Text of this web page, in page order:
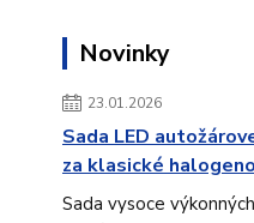
Novinky
23.01.2026
Sada LED
za klasické
Sada vysoce